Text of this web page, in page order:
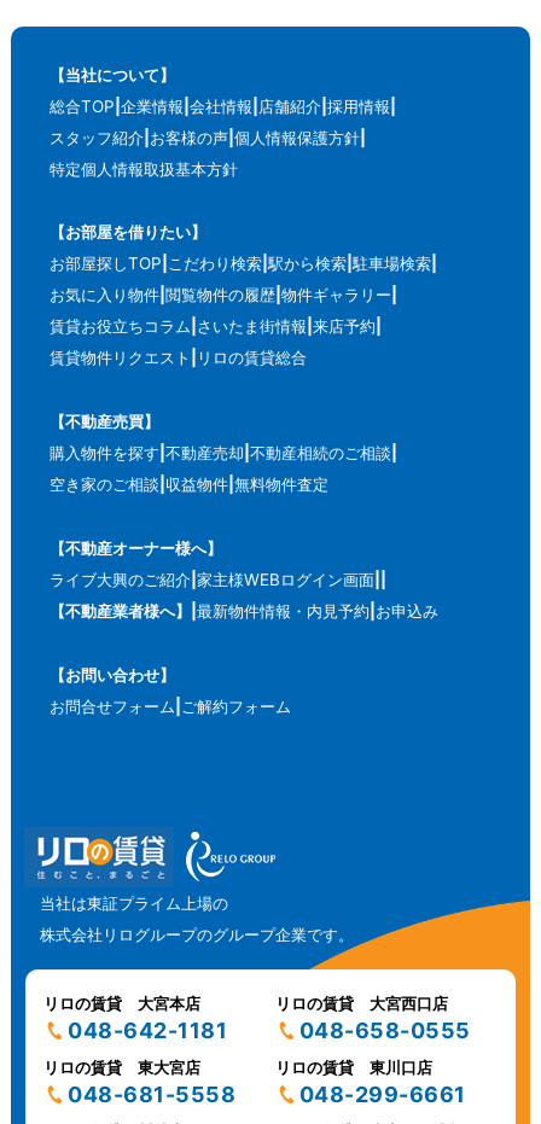
【当社について】
総合TOP 企業情報 会社情報 店舗紹介 採用情報
スタッフ紹介 お客様の声 個人情報保護方針
特定個人情報取扱基本方針
【お部屋を借りたい】
お部屋探しTOP こだわり検索 駅から検索 駐車場検索
お気に入り物件 閲覧物件の履歴 物件ギャラリー
賃貸お役立ちコラム さいたま街情報 来店予約
賃貸物件リクエスト
リロの賃貸総合
【不動産売買】
購入物件を探す 不動産売却 不動産相続のご相談
空き家のご相談 収益物件 無料物件査定
【不動産オーナー様へ】
ライブ大興のご紹介 家主様WEBログイン画面
【不動産業者様へ】
最新物件情報・内見予約 お申込み
【お問い合わせ】
お問合せフォーム ご解約フォーム
当社は東証プライム上場の
株式会社リログループのグループ企業です。
リロの賃貸 大宮本店
048-642-1181
リロの賃貸 大宮西口店
048-658-0555
リロの賃貸 東大宮店
048-681-5558
リロの賃貸 東川口店
048-299-6661